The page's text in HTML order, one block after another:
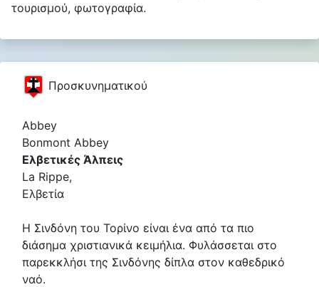
τουρισμού, φωτογραφία.
Προσκυνηματικού
Abbey
Bonmont Abbey
Ελβετικές Άλπεις
La Rippe,
Ελβετία
Η Σινδόνη του Τορίνο είναι ένα από τα πιο
διάσημα χριστιανικά κειμήλια. Φυλάσσεται στο
παρεκκλήσι της Σινδόνης δίπλα στον καθεδρικό
ναό.